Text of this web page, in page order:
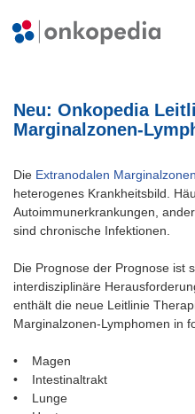
Neu: Onkopedia
Marginalzonen-
Die Extranodalen
heterogenes Krankheitsbild.
Autoimmunerkrankungen,
sind chronische Infektionen.
Die Prognose der Prognose ist
interdisziplinäre
enthält die neue Leitlinie
Marginalzonen-Lymphomen in
• Magen
• Intestinaltrakt
• Lunge